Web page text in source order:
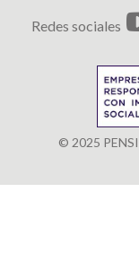
Redes sociales
© 2025